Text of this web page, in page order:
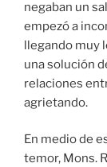
negaban un
empezó a
llegando muy
una solución
relaciones
agrietando.
En medio de
temor, Mons.